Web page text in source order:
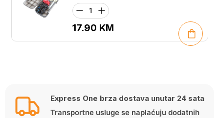
17.90 KM
Express One brza dostava unutar 24 sata
Transportne usluge se naplaćuju dodatnih